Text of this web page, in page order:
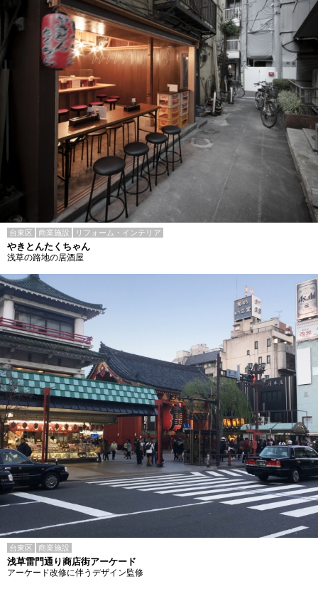
台東区 商業施設 リフォーム・インテリア
やきとんたくちゃん
浅草の路地の居酒屋
台東区 商業施設
浅草雷門通り商店街アーケード
アーケード改修に伴うデザイン監修